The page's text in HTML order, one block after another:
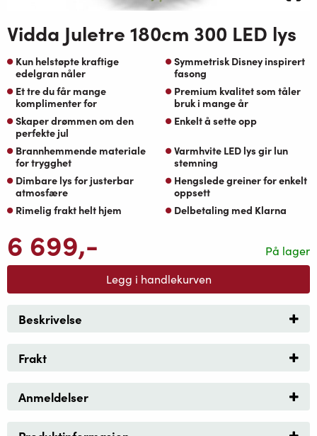
Vidda Juletre 180cm 300 LED lys
Kun helstøpte kraftige
edelgran nåler
Symmetrisk Disney inspirert
fasong
Et tre du får mange
komplimenter for
Premium kvalitet som tåler
bruk i mange år
Skaper drømmen om den
perfekte jul
Enkelt å sette opp
Brannhemmende materiale
for trygghet
Varmhvite LED lys gir lun
stemning
Dimbare lys for justerbar
atmosfære
Hengslede greiner for enkelt
oppsett
Rimelig frakt helt hjem
Delbetaling med Klarna
På lager
6 699,-
Legg i handlekurven
Beskrivelse
Frakt
Anmeldelser